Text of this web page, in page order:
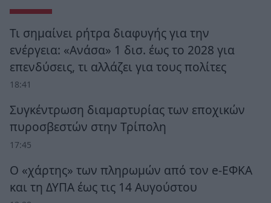
Τι σημαίνει ρήτρα διαφυγής για την
ενέργεια: «Ανάσα» 1 δισ. έως το 2028 για
επενδύσεις, τι αλλάζει για τους πολίτες
18:41
Συγκέντρωση διαμαρτυρίας των εποχικών
πυροσβεστών στην Τρίπολη
17:45
Ο «χάρτης» των πληρωμών από τον e-ΕΦΚΑ
και τη ΔΥΠΑ έως τις 14 Αυγούστου